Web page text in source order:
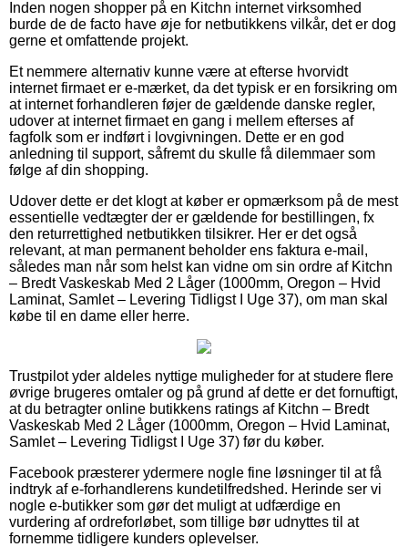
Inden nogen shopper på en Kitchn internet virksomhed
burde de de facto have øje for netbutikkens vilkår, det er dog
gerne et omfattende projekt.
Et nemmere alternativ kunne være at efterse hvorvidt
internet firmaet er e-mærket, da det typisk er en forsikring om
at internet forhandleren føjer de gældende danske regler,
udover at internet firmaet en gang i mellem efterses af
fagfolk som er indført i lovgivningen. Dette er en god
anledning til support, såfremt du skulle få dilemmaer som
følge af din shopping.
Udover dette er det klogt at køber er opmærksom på de mest
essentielle vedtægter der er gældende for bestillingen, fx
den returrettighed netbutikken tilsikrer. Her er det også
relevant, at man permanent beholder ens faktura e-mail,
således man når som helst kan vidne om sin ordre af Kitchn
– Bredt Vaskeskab Med 2 Låger (1000mm, Oregon – Hvid
Laminat, Samlet – Levering Tidligst I Uge 37), om man skal
købe til en dame eller herre.
Trustpilot yder aldeles nyttige muligheder for at studere flere
øvrige brugeres omtaler og på grund af dette er det fornuftigt,
at du betragter online butikkens ratings af Kitchn – Bredt
Vaskeskab Med 2 Låger (1000mm, Oregon – Hvid Laminat,
Samlet – Levering Tidligst I Uge 37) før du køber.
Facebook præsterer ydermere nogle fine løsninger til at få
indtryk af e-forhandlerens kundetilfredshed. Herinde ser vi
nogle e-butikker som gør det muligt at udfærdige en
vurdering af ordreforløbet, som tillige bør udnyttes til at
fornemme tidligere kunders oplevelser.